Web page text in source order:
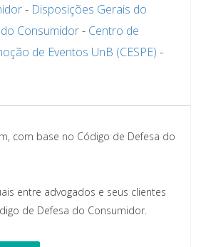
- Disposições Gerais do
Consumidor- Centro de
de Eventos UnB (CESPE) -
com base no Código de Defesa do
entre advogados e seus clientes
de Defesa do Consumidor.